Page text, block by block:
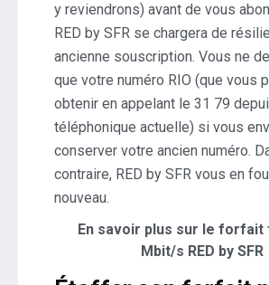
y reviendrons) avant de vous
RED by SFR se chargera de
ancienne souscription. Vous ne
que votre numéro RIO (que vous
obtenir en appelant le 31 79
téléphonique actuelle) si vous
conserver votre ancien numéro.
contraire, RED by SFR vous en
nouveau.
En savoir plus sur le forfait
Mbit/s RED by SFR